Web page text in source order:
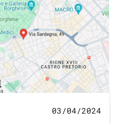
03/04/2024